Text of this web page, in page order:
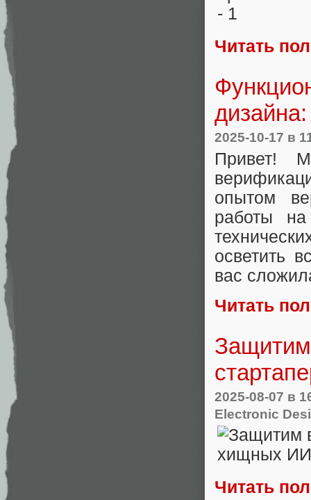
Читать
2025-10-17 в
Привет!
опытом
работы
осветить
вас
Читать
2025-08-07 в
Electronic
Читать